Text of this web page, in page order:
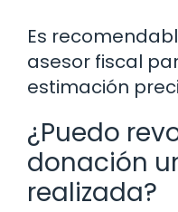
Es
asesor fiscal
estimación
¿Puedo
donación
realizada?